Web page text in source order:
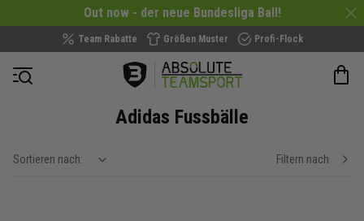
Out now - der neue Bundesliga Ball!
Team Rabatte Größen Muster Profi-Flock
Navigation öffnen
Adidas Fussbälle
Sortieren nach: show filteroptions Filtern nach